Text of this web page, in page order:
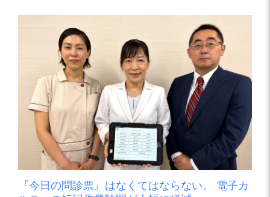
『今日の問診票』はなくてはならない。 電子カ